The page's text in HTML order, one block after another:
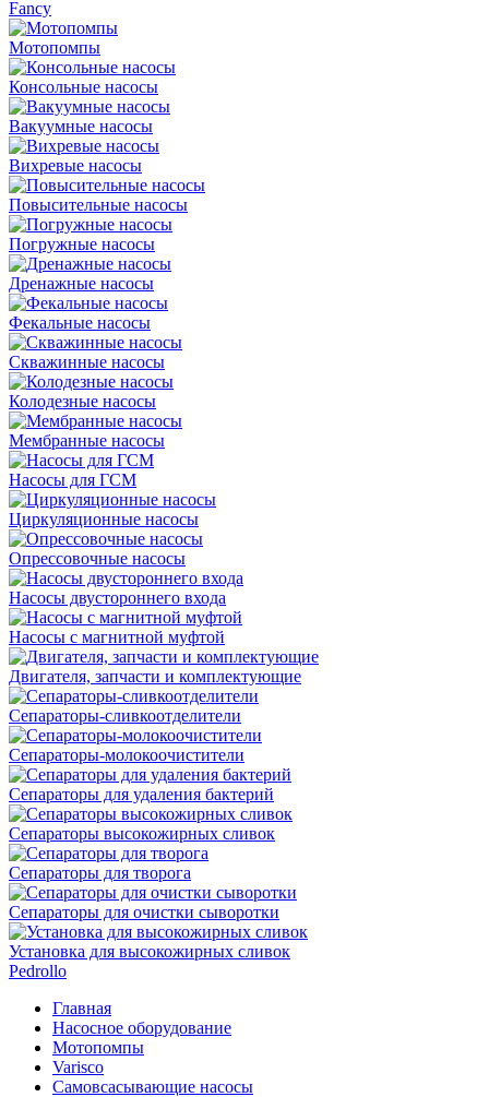
Fancy
Мотопомпы
Консольные насосы
Вакуумные насосы
Вихревые насосы
Повысительные насосы
Погружные насосы
Дренажные насосы
Фекальные насосы
Скважинные насосы
Колодезные насосы
Мембранные насосы
Насосы для ГСМ
Циркуляционные насосы
Опрессовочные насосы
Насосы двустороннего входа
Насосы с магнитной муфтой
Двигателя, запчасти и комплектующие
Сепараторы-сливкоотделители
Сепараторы-молокоочистители
Сепараторы для удаления бактерий
Сепараторы высокожирных сливок
Сепараторы для творога
Сепараторы для очистки сыворотки
Установка для высокожирных сливок
Pedrollo
Главная
Насосное оборудование
Мотопомпы
Varisco
Самовсасывающие насосы